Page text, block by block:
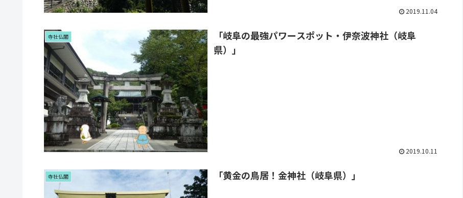
2019.11.04
寺社仏閣
「岐阜の最強パワースポット・伊奈波神社（岐阜
県）」
2019.10.11
寺社仏閣 「黄金の鳥居！金神社（岐阜県）」